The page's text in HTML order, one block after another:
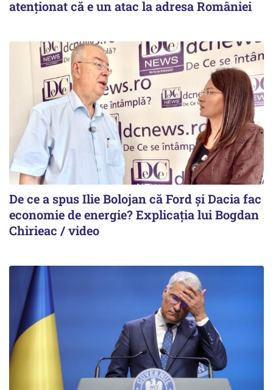
atenționat că e un atac la adresa României
De ce a spus Ilie Bolojan că Ford și Dacia fac
economie de energie? Explicația lui Bogdan
Chirieac / video